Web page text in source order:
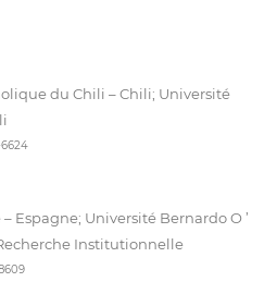
du Chili – Chili; Université
Espagne; Université Bernardo O ’
Institutionnelle